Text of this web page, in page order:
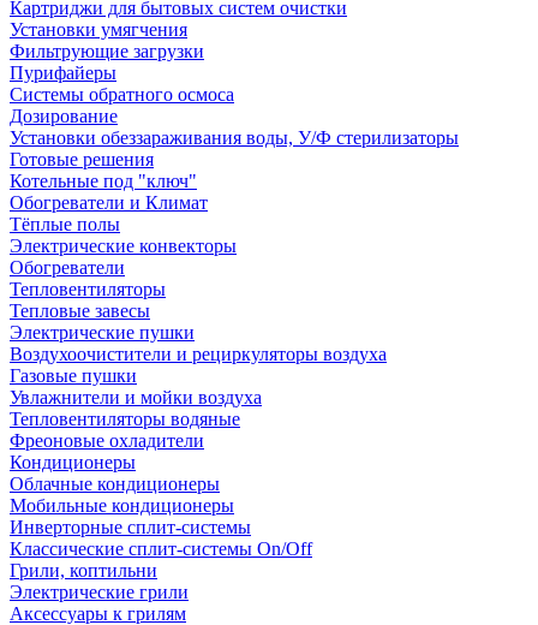
Картриджи для бытовых систем очистки
Установки умягчения
Фильтрующие загрузки
Пурифайеры
Системы обратного осмоса
Дозирование
Установки обеззараживания воды, У/Ф стерилизаторы
Готовые решения
Котельные под "ключ"
Обогреватели и Климат
Тёплые полы
Электрические конвекторы
Обогреватели
Тепловентиляторы
Тепловые завесы
Электрические пушки
Воздухоочистители и рециркуляторы воздуха
Газовые пушки
Увлажнители и мойки воздуха
Тепловентиляторы водяные
Фреоновые охладители
Кондиционеры
Облачные кондиционеры
Мобильные кондиционеры
Инверторные сплит-системы
Классические сплит-системы On/Off
Грили, коптильни
Электрические грили
Аксессуары к грилям